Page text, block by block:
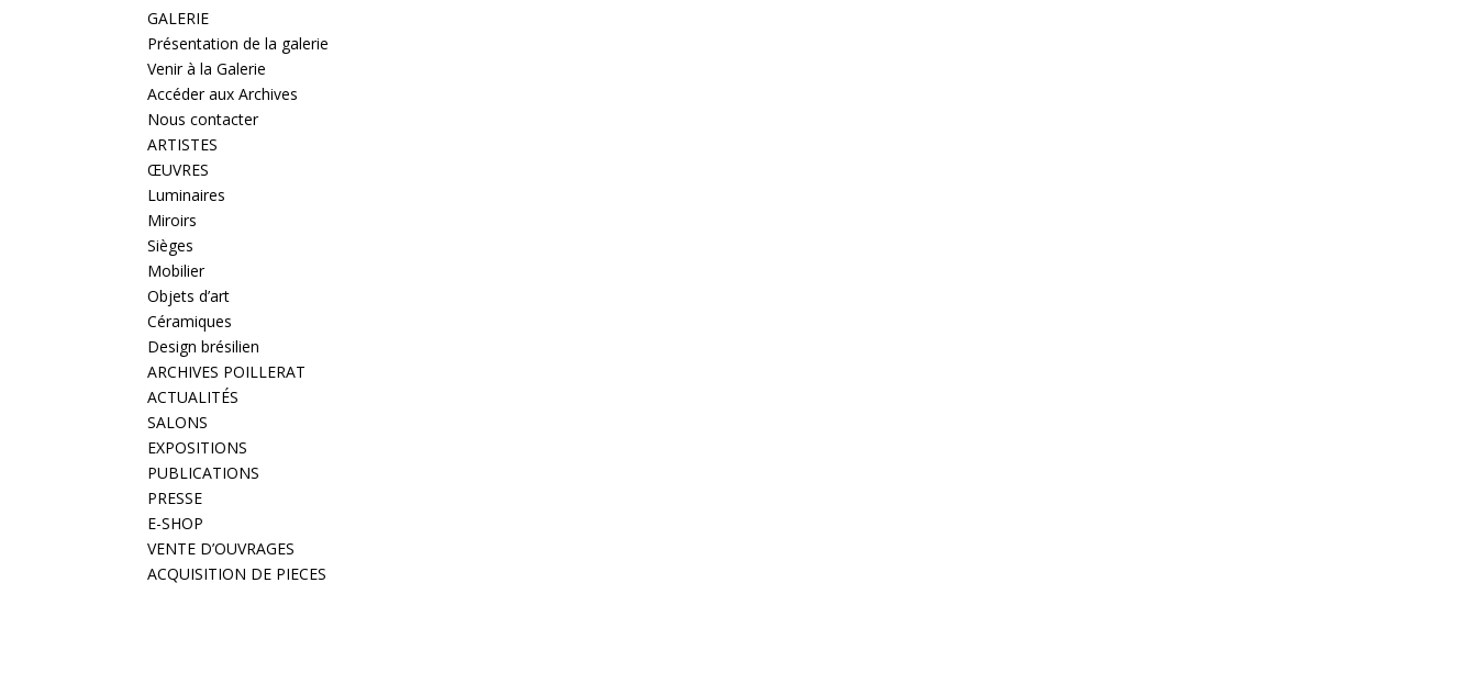
GALERIE
Présentation de la galerie
Venir à la Galerie
Accéder aux Archives
Nous contacter
ARTISTES
ŒUVRES
Luminaires
Miroirs
Sièges
Mobilier
Objets d’art
Céramiques
Design brésilien
ARCHIVES POILLERAT
ACTUALITÉS
SALONS
EXPOSITIONS
PUBLICATIONS
PRESSE
E-SHOP
VENTE D’OUVRAGES
ACQUISITION DE PIECES